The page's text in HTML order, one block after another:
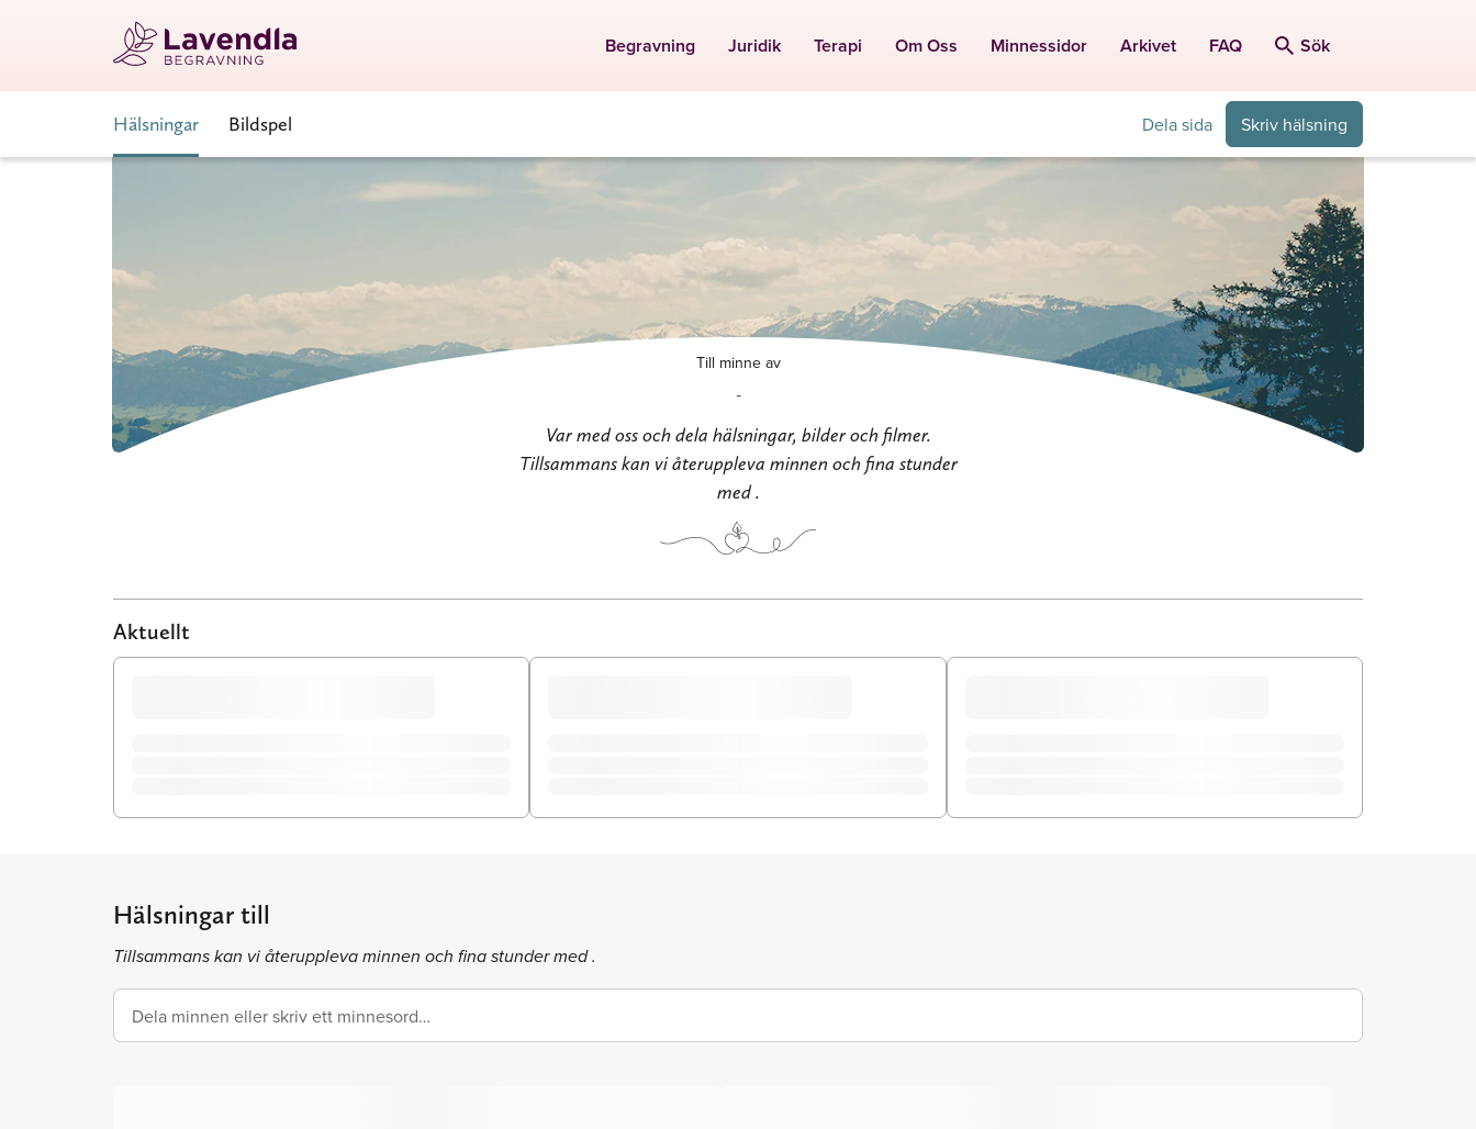
Begravning Juridik Terapi Om Oss Minnessidor Arkivet FAQ Sök
Hälsningar Bildspel Dela sida Skriv hälsning
Till minne av
-
Var med oss och dela hälsningar, bilder och filmer.
Tillsammans kan vi återuppleva minnen och fina stunder
med .
Aktuellt
Hälsningar till
Tillsammans kan vi återuppleva minnen och fina stunder med .
Dela minnen eller skriv ett minnesord…